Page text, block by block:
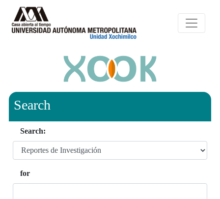
Search
Search:
for